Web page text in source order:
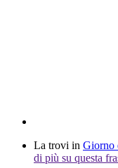
La trovi in Giorno
di più su questa